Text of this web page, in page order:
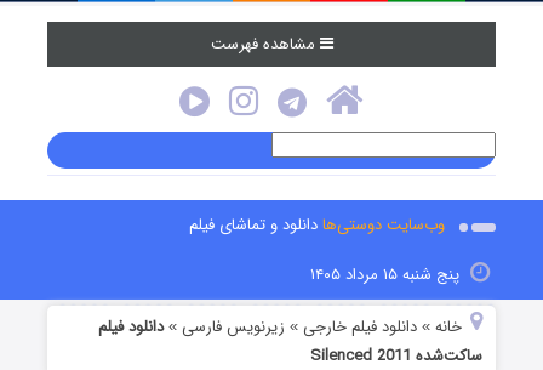
مشاهده فهرست
وب‌سایت دوستی‌هادانلود و تماشای فیلم
پنج شنبه ۱۵ مرداد ۱۴۰۵
خانه »دانلود فیلم خارجی » زیرنویس فارسی »دانلود فیلم
ساکت‌شده Silenced 2011